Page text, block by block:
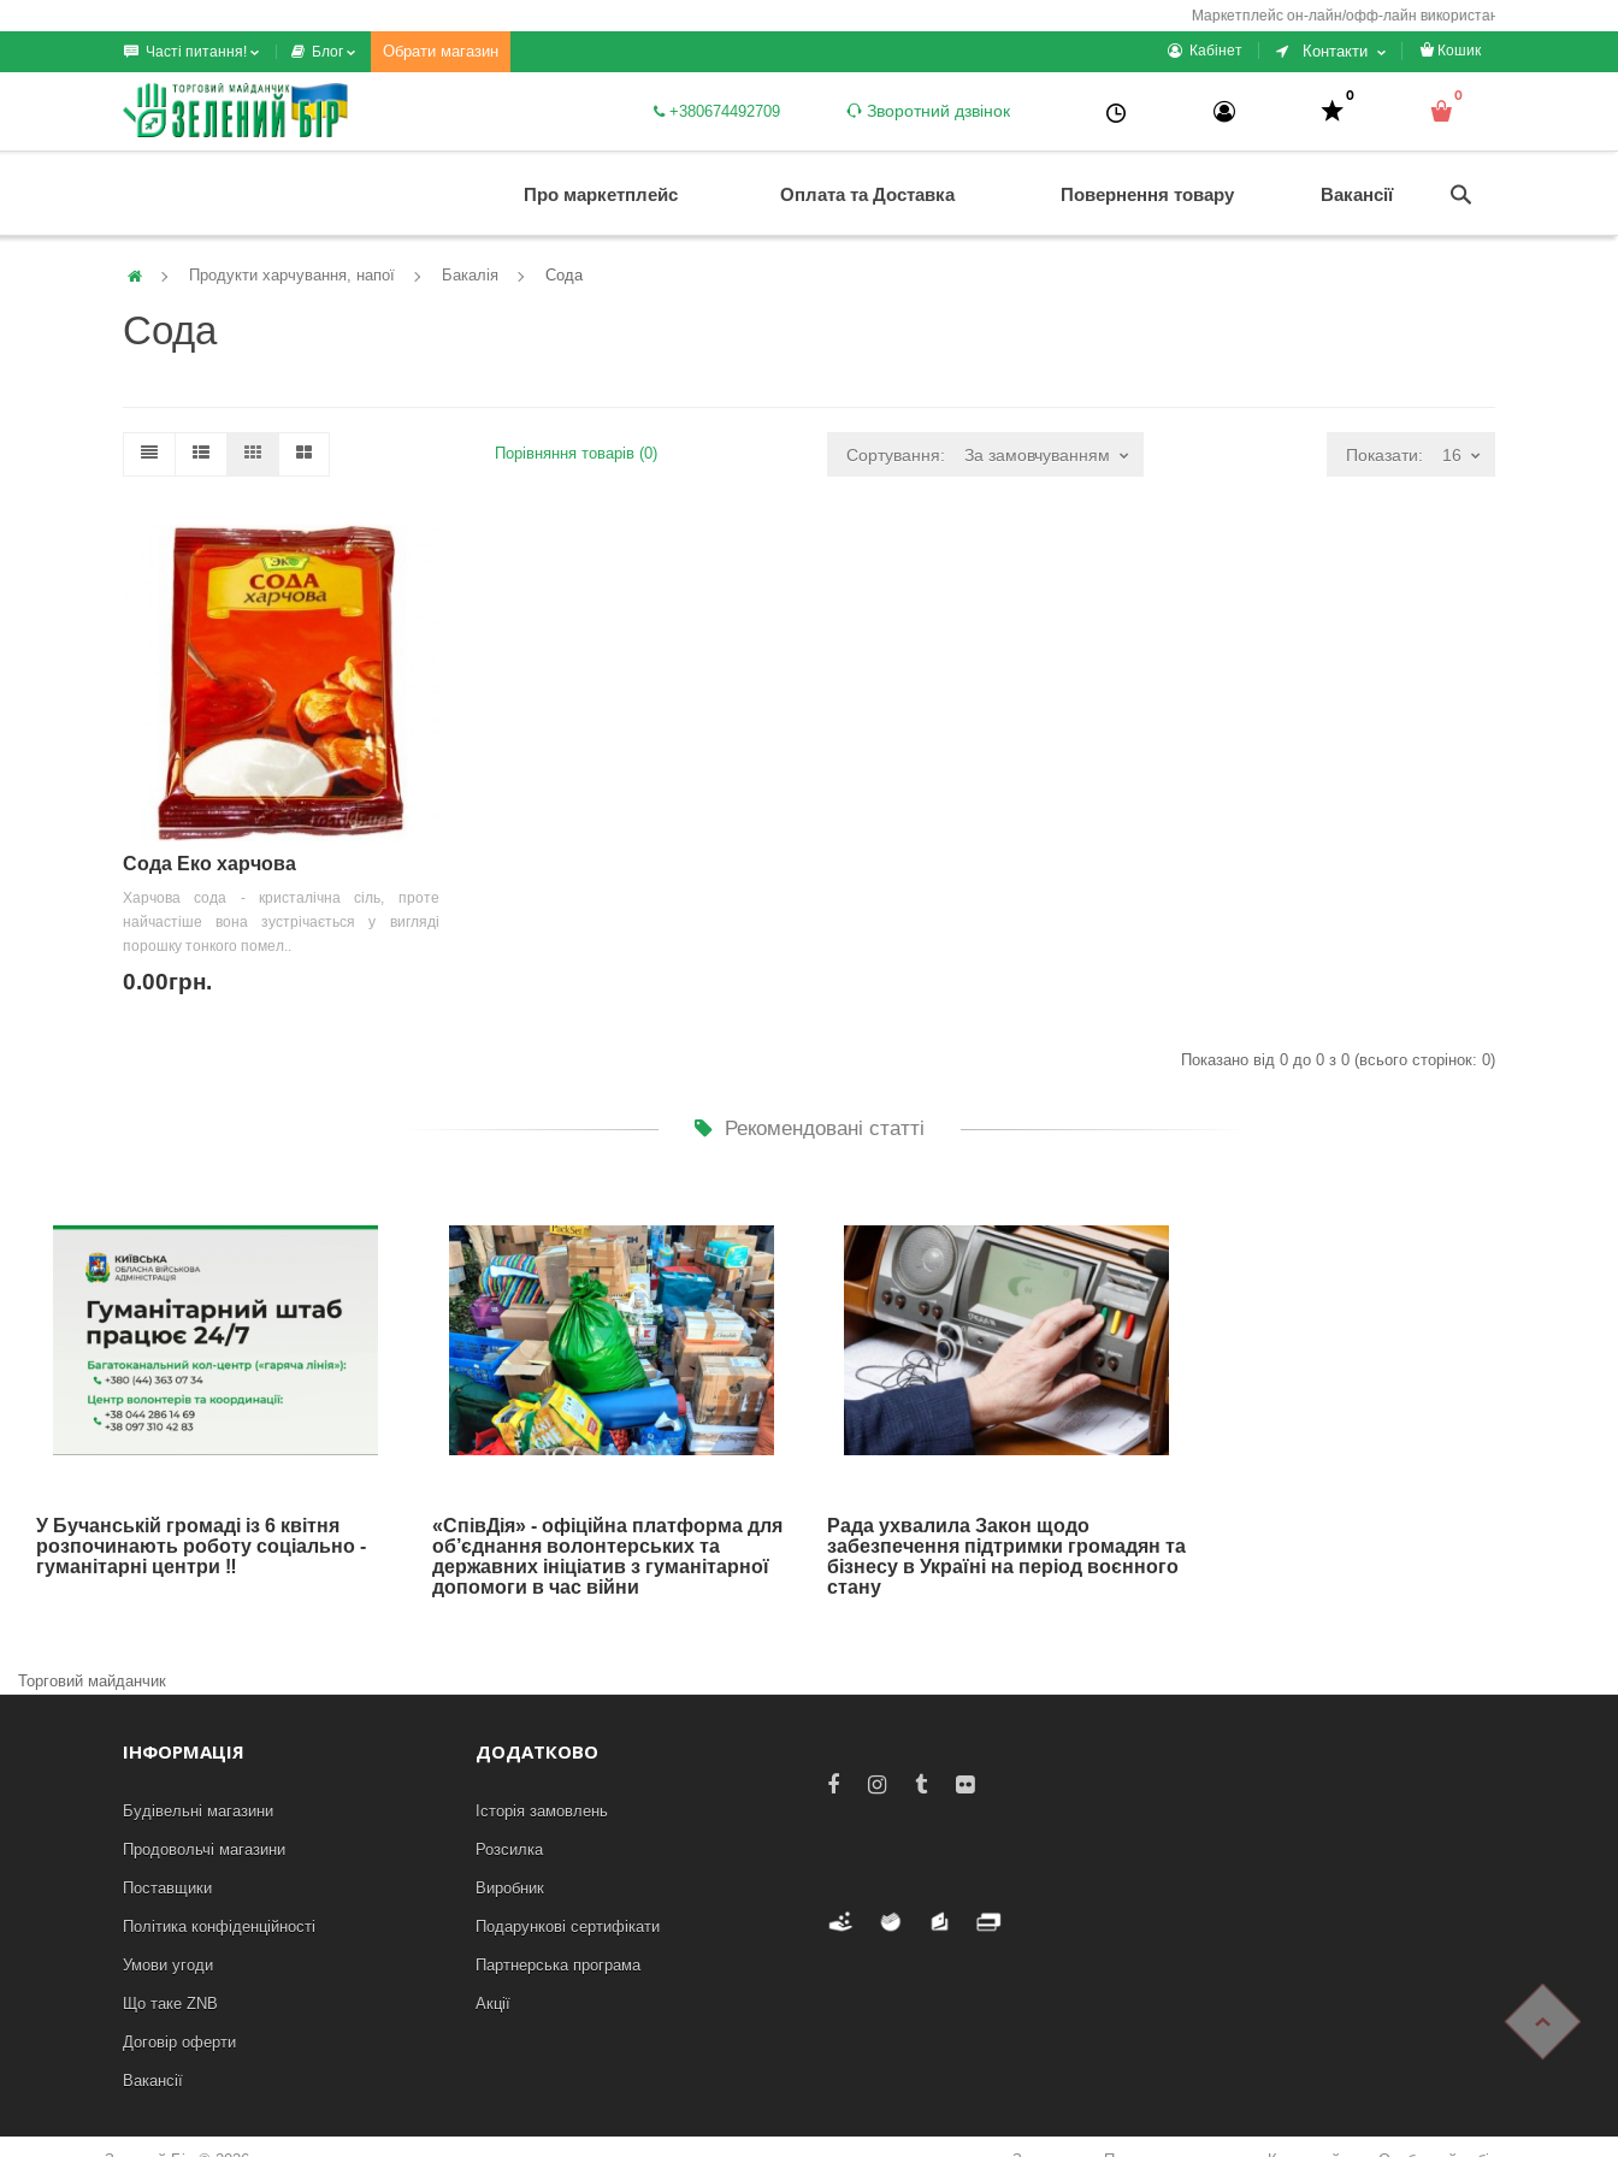
Маркетплейс он-лайн/офф-лайн використання + електронні
Часті питання! Блог Обрати магазин Кабінет Контакти Кошик
Зворотний дзвінок
+380674492709
0 0
Про маркетплейс Оплата та Доставка Повернення товару Вакансії
Продукти харчування, напої Бакалія Сода
Сода
Порівняння товарів (0) Сортування: За замовчуванням Показати: 16
Сода Еко харчова
Харчова сода - кристалічна сіль, проте
найчастіше вона зустрічається у вигляді
порошку тонкого помел..
0.00грн.
Показано від 0 до 0 з 0 (всього сторінок: 0)
Рекомендовані статті
У Бучанській громаді із 6 квітня
розпочинають роботу соціально -
гуманітарні центри ‼️
«СпівДія» - офіційна платформа для
об’єднання волонтерських та
державних ініціатив з гуманітарної
допомоги в час війни
Рада ухвалила Закон щодо
забезпечення підтримки громадян та
бізнесу в Україні на період воєнного
стану
Торговий майданчик
ІНФОРМАЦІЯ
Будівельні магазини
Продовольчі магазини
Поставщики
Політика конфіденційності
Умови угоди
Що таке ZNB
Договір оферти
Вакансії
ДОДАТКОВО
Історія замовлень
Розсилка
Виробник
Подарункові сертифікати
Партнерська програма
Акції